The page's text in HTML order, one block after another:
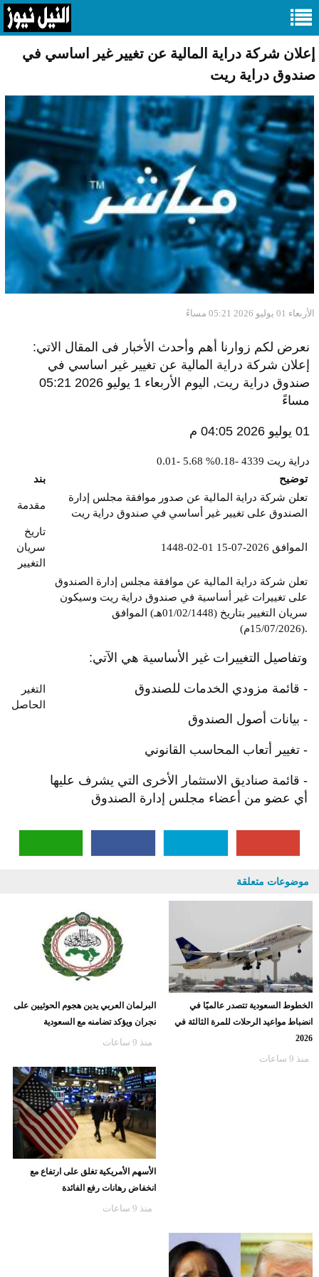
إعلان شركة دراية المالية عن تغيير غير اساسي في
صندوق دراية ريت
الأربعاء 01 يوليو 2026 05:21 مساءً
نعرض لكم زوارنا أهم وأحدث الأخبار فى المقال الاتي:
إعلان شركة دراية المالية عن تغيير غير اساسي في
صندوق دراية ريت, اليوم الأربعاء 1 يوليو 2026 05:21
مساءً
01 يوليو 2026 04:05 م
دراية ريت 4339
-0.18%
5.68
-0.01
بند
توضيح
مقدمة
تعلن شركة دراية المالية عن صدور موافقة مجلس إدارة
الصندوق على تغيير غير أساسي في صندوق دراية ريت
تاريخ
سريان
التغيير
1448-02-01 الموافق 2026-07-15
التغير
الحاصل
تعلن شركة دراية المالية عن موافقة مجلس إدارة الصندوق
على تغييرات غير أساسية في صندوق دراية ريت وسيكون
سريان التغيير بتاريخ (01/02/1448هـ) الموافق
(15/07/2026م).
وتفاصيل التغييرات غير الأساسية هي الآتي:
- قائمة مزودي الخدمات للصندوق
- بيانات أصول الصندوق
- تغيير أتعاب المحاسب القانوني
- قائمة صناديق الاستثمار الأخرى التي يشرف عليها
أي عضو من أعضاء مجلس إدارة الصندوق
موضوعات متعلقة
الخطوط السعودية تتصدر عالميًا في
انضباط مواعيد الرحلات للمرة الثالثة في
2026
منذ 9 ساعات
البرلمان العربي يدين هجوم الحوثيين على
نجران ويؤكد تضامنه مع السعودية
منذ 9 ساعات
الأسهم الأمريكية تغلق على ارتفاع مع
انخفاض رهانات رفع الفائدة
منذ 9 ساعات